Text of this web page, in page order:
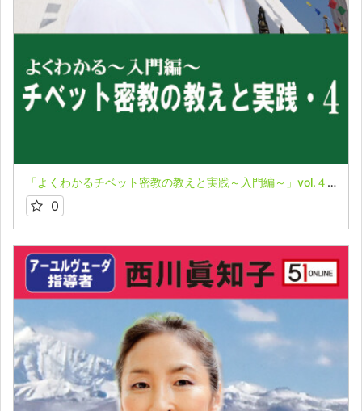
「よくわかるチベット密教の教えと実践～入門編～」vol.４★牧野
0